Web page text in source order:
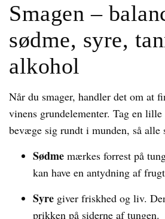
Smagen –
sødme, syre,
alkohol
Når du smager, handler det om at
vinens grundelementer. Tag en
bevæge sig rundt i munden, så alle
Sødme mærkes forrest på
kan have en antydning af
Syre giver friskhed og liv.
prikken på siderne af tungen.